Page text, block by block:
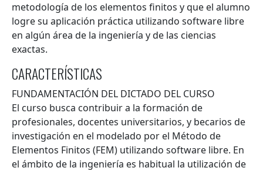
metodología de los elementos finitos y que el alumno
logre su aplicación práctica utilizando software libre
en algún área de la ingeniería y de las ciencias
exactas.
CARACTERÍSTICAS
FUNDAMENTACIÓN DEL DICTADO DEL CURSO
El curso busca contribuir a la formación de
profesionales, docentes universitarios, y becarios de
investigación en el modelado por el Método de
Elementos Finitos (FEM) utilizando software libre. En
el ámbito de la ingeniería es habitual la utilización de